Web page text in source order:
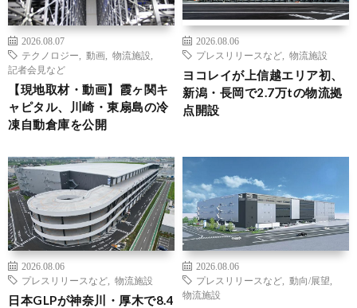
2026.08.07
テクノロジー
動画 物流施設
記者会見など
【現地取材・動画】霞ヶ関キ
ャピタル、川崎・東扇島の冷
凍自動倉庫を公開
2026.08.06
プレスリリースなど
物流施設
ヨコレイが上信越エリア初、
新潟・長岡で2.7万tの物流拠
点開設
2026.08.06
プレスリリースなど
物流施設
日本GLPが神奈川・厚木で8.4
2026.08.06
プレスリリースなど
動向/展望
物流施設